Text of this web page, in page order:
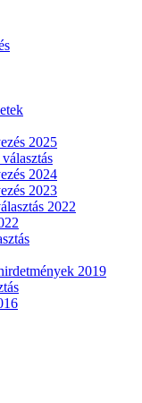
2025
2024
2023
2022
2019